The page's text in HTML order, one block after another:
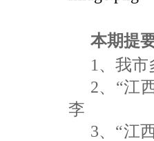
本期提
1、我
2、“江
李
3、“江